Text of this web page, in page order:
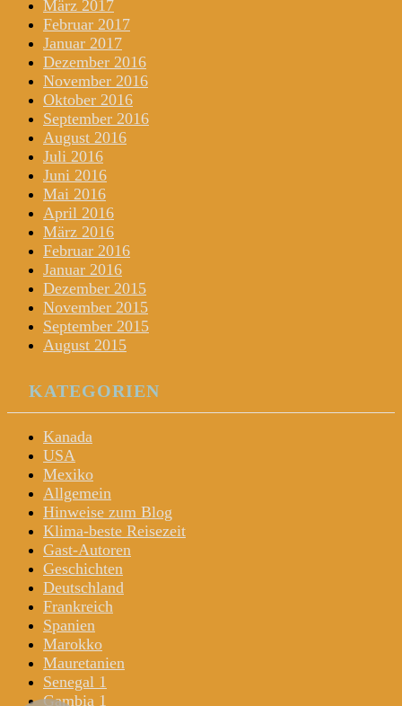
März 2017
Februar 2017
Januar 2017
Dezember 2016
November 2016
Oktober 2016
September 2016
August 2016
Juli 2016
Juni 2016
Mai 2016
April 2016
März 2016
Februar 2016
Januar 2016
Dezember 2015
November 2015
September 2015
August 2015
KATEGORIEN
Kanada
USA
Mexiko
Allgemein
Hinweise zum Blog
Klima-beste Reisezeit
Gast-Autoren
Geschichten
Deutschland
Frankreich
Spanien
Marokko
Mauretanien
Senegal 1
Gambia 1